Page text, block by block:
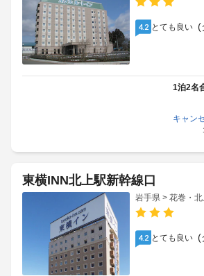
4.2 とても良い (
1泊2名
キャン
東横INN北上駅新幹線口
岩手県 > 花巻・北
4.2 とても良い (